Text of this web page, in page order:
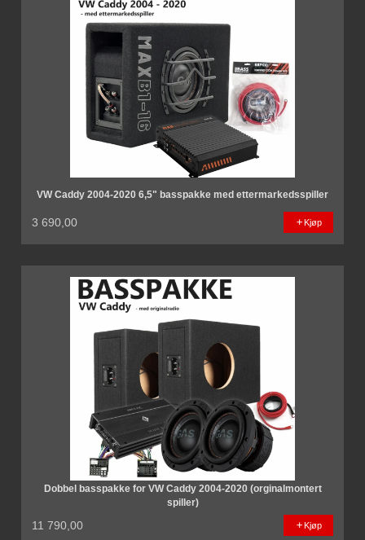
VW Caddy 2004-2020 6,5" basspakke med ettermarkedsspiller
3 690,00 Kjøp
Dobbel basspakke for VW Caddy 2004-2020 (orginalmontert
spiller)
11 790,00 Kjøp